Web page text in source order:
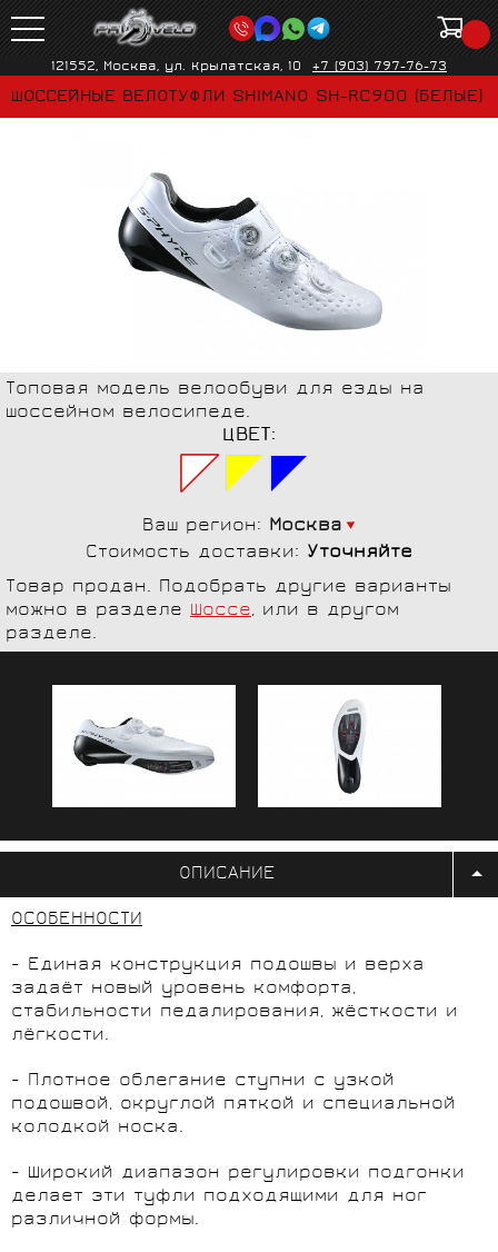
121552, Москва, ул. Крылатская, 10 +7 (903) 797-76-73
ШОССЕЙНЫЕ ВЕЛОТУФЛИ SHIMANO SH-RC900 (БЕЛЫЕ)
Топовая модель велообуви для езды на
шоссейном велосипеде.
ЦВЕТ:
Ваш регион: Москва
Стоимость доставки: Уточняйте
Товар продан. Подобрать другие варианты
можно в разделе Шоссе, или в другом
разделе.
ОПИСАНИЕ
ОСОБЕННОСТИ
- Единая конструкция подошвы и верха
задаёт новый уровень комфорта,
стабильности педалирования, жёсткости и
лёгкости.
- Плотное облегание ступни с узкой
подошвой, округлой пяткой и специальной
колодкой носка.
- Широкий диапазон регулировки подгонки
делает эти туфли подходящими для ног
различной формы.